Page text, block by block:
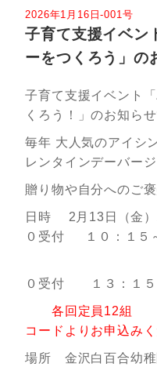
2026年1月16日-001号
子育て支援イベン
ーをつくろう」の
子育て支援イベント
くろう！」のお知らせ
毎年 大人気のアイシ
レンタインデーバー
贈り物や自分へのご
日時 2月13日（金
０受付 １０：１５
午後の
０受付 １３：１５
各回定員12組
コードよりお申込み
場所 金沢白百合幼稚